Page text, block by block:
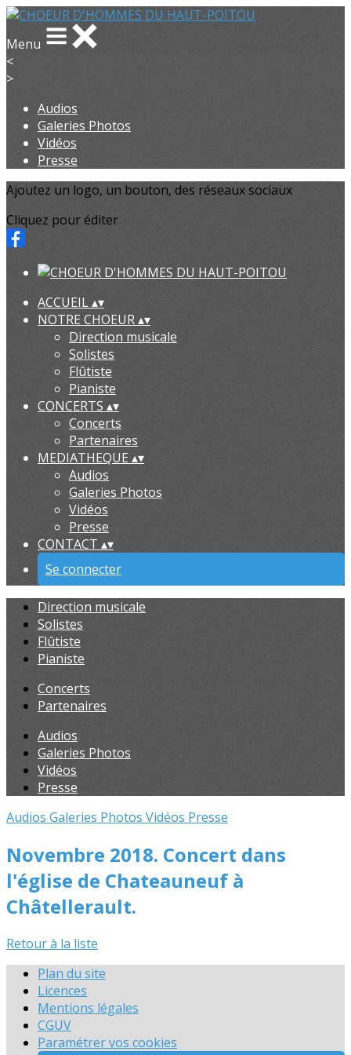
Menu
<
>
Audios
Galeries Photos
Vidéos
Presse
Ajoutez un logo, un bouton, des réseaux sociaux
Cliquez pour éditer
ACCUEIL▴▾
NOTRE CHOEUR▴▾
Direction musicale
Solistes
Flûtiste
Pianiste
CONCERTS ▴▾
Concerts
Partenaires
MEDIATHEQUE▴▾
Audios
Galeries Photos
Vidéos
Presse
CONTACT ▴▾
Se connecter
Direction musicale
Solistes
Flûtiste
Pianiste
Concerts
Partenaires
Audios
Galeries Photos
Vidéos
Presse
Audios Galeries Photos Vidéos Presse
Novembre 2018. Concert dans
l'église de Chateauneuf à
Châtellerault.
Retour à la liste
Plan du site
Licences
Mentions légales
CGUV
Paramétrer vos cookies